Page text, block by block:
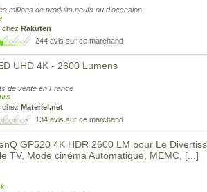
millions de produits neufs ou d'occasion
chez Rakuten
244 avis sur ce marchand
UHD 4K - 2600 Lumens
de vente en France
chez Materiel.net
134 avis sur ce marchand
GP520 4K HDR 2600 LM pour Le
TV, Mode cinéma Automatique, MEMC, [...]